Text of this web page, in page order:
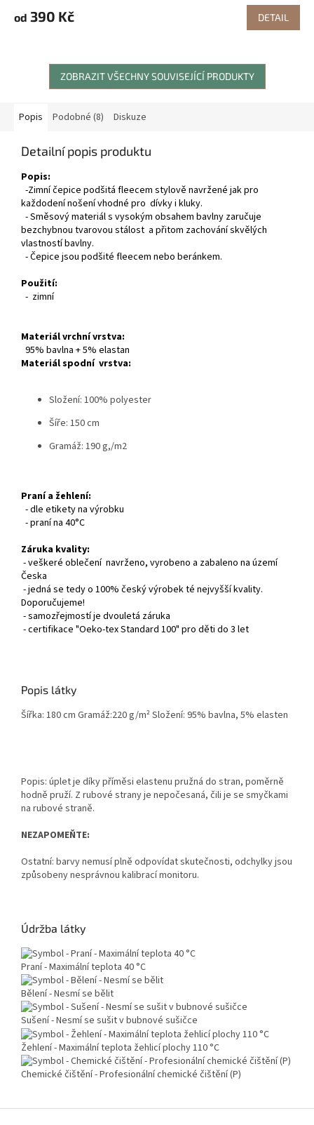
od 390 Kč DETAIL
ZOBRAZIT VŠECHNY SOUVISEJÍCÍ PRODUKTY
Popis Podobné (8) Diskuze
Detailní popis produktu
Popis:
-Zimní čepice podšitá fleecem stylově navržené jak pro
každodení nošení vhodné pro dívky i kluky.
- Směsový materiál s vysokým obsahem bavlny zaručuje
bezchybnou tvarovou stálost a přitom zachování skvělých
vlastností bavlny.
- Čepice jsou podšité fleecem nebo beránkem.
Použití:
- zimní
Materiál vrchní vrstva:
95% bavlna + 5% elastan
Materiál spodní vrstva:
Složení: 100% polyester
Šíře: 150 cm
Gramáž: 190 g,/m2
Praní a žehlení:
- dle etikety na výrobku
- praní na 40°C
Záruka kvality:
- veškeré oblečení navrženo, vyrobeno a zabaleno na území
Česka
- jedná se tedy o 100% český výrobek té nejvyšší kvality.
Doporučujeme!
- samozřejmostí je dvouletá záruka
- certifikace "Oeko-tex Standard 100" pro děti do 3 let
Popis látky
Šířka: 180 cm Gramáž:220 g/m² Složení: 95% bavlna, 5% elasten
Popis: úplet je díky příměsi elastenu pružná do stran, poměrně
hodně pruží. Z rubové strany je nepočesaná, čili je se smyčkami
na rubové straně.
NEZAPOMEŇTE:
Ostatní: barvy nemusí plně odpovídat skutečnosti, odchylky jsou
způsobeny nesprávnou kalibrací monitoru.
Údržba látky
Praní - Maximální teplota 40 °C
Bělení - Nesmí se bělit
Sušení - Nesmí se sušit v bubnové sušičce
Žehlení - Maximální teplota žehlicí plochy 110 °C
Chemické čištění - Profesionální chemické čištění (P)